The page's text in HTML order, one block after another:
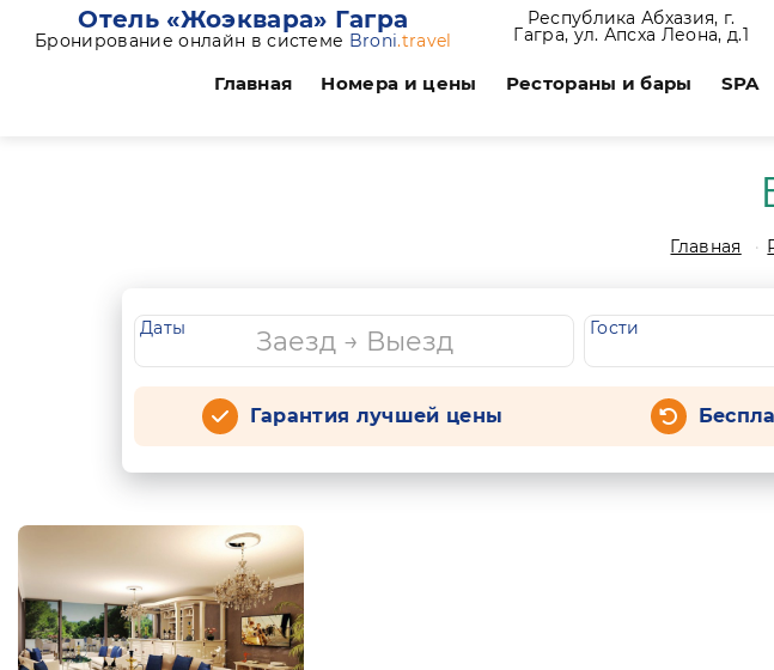
Отель «Жоэквара» Гагра
Бронирование онлайн в системе Broni.travel
Республика Абхазия, г.
Гагра, ул. Апсха Леона, д.1
Главная Номера и цены Рестораны и бары SPA
Главная
Даты Гости
Гарантия лучшей цены